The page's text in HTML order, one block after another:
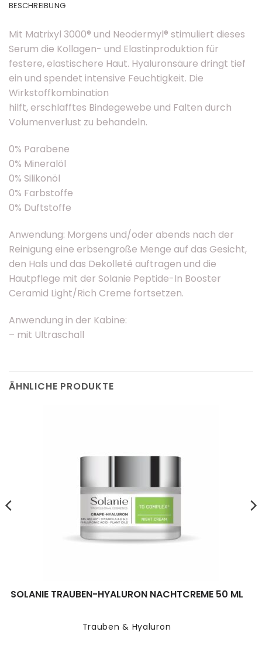
BESCHREIBUNG
Mit Matrixyl 3000® und Neodermyl® stimuliert dieses
Serum die Kollagen- und Elastinproduktion für
festere, elastischere Haut. Hyaluronsäure dringt tief
ein und spendet intensive Feuchtigkeit. Die
Wirkstoffkombination
hilft, erschlafftes Bindegewebe und Falten durch
Volumenverlust zu behandeln.
0% Parabene
0% Mineralöl
0% Silikonöl
0% Farbstoffe
0% Duftstoffe
Anwendung: Morgens und/oder abends nach der
Reinigung eine erbsengroße Menge auf das Gesicht,
den Hals und das Dekolleté auftragen und die
Hautpflege mit der Solanie Peptide-In Booster
Ceramid Light/Rich Creme fortsetzen.
Anwendung in der Kabine:
– mit Ultraschall
ÄHNLICHE PRODUKTE
Trauben & Hyaluron
SOLANIE TRAUBEN-HYALURON NACHTCREME 50 ML